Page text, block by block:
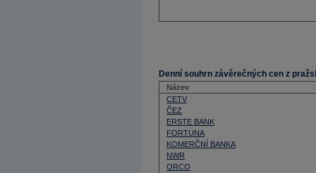
Denní souhrn závěrečných cen z
Název
CETV
ČEZ
ERSTE BANK
FORTUNA
KOMERČNÍ BANKA
NWR
ORCO